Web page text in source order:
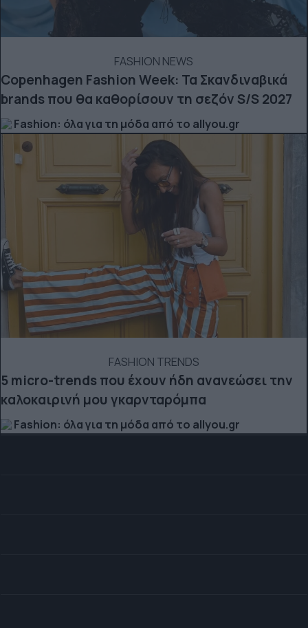
FASHION NEWS
Copenhagen Fashion Week: Τα Σκανδιναβικά
brands που θα καθορίσουν τη σεζόν S/S 2027
Fashion: όλα για τη μόδα από το allyou.gr
FASHION TRENDS
5 micro-trends που έχουν ήδη ανανεώσει την
καλοκαιρινή μου γκαρνταρόμπα
Fashion: όλα για τη μόδα από το allyou.gr